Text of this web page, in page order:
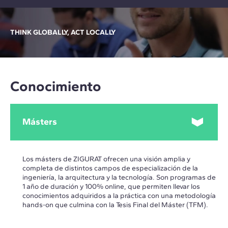
THINK GLOBALLY, ACT LOCALLY
Conocimiento
Másters
Los másters de ZIGURAT ofrecen una visión amplia y
completa de distintos campos de especialización de la
ingeniería, la arquitectura y la tecnología. Son programas de
1 año de duración y 100% online, que permiten llevar los
conocimientos adquiridos a la práctica con una metodología
hands-on que culmina con la Tesis Final del Máster (TFM).